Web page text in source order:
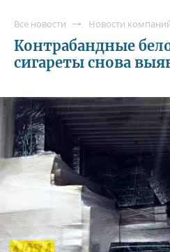
Все новости Новости
Контрабандные
сигареты снова